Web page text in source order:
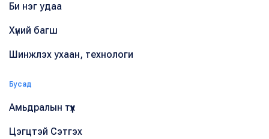
Би нэг удаа
Хүний багш
Шинжлэх ухаан, технологи
Бусад
Амьдралын түүх
Цэгцтэй Сэтгэх